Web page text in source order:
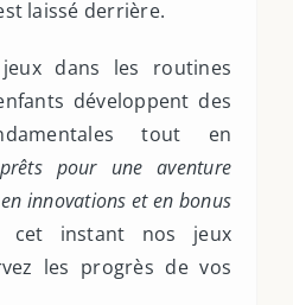
laissé derrière.
dans les routines
développent des
tout en
pour une aventure
innovations et en bonus
cet instant nos jeux
les progrès de vos